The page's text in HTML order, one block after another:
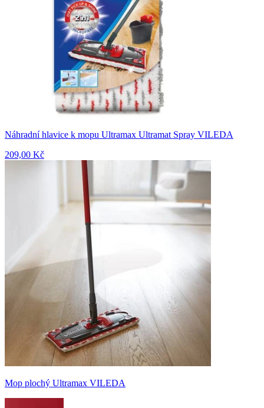
Náhradní hlavice k mopu Ultramax Ultramat Spray VILEDA
209,00 Kč
Mop plochý Ultramax VILEDA